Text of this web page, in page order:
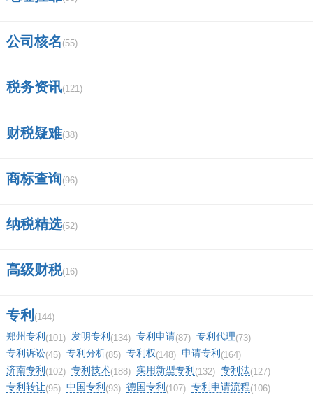
公司核名 (55)
税务资讯(121)
财税疑难(38)
商标查询(96)
纳税精选(52)
高级财税(16)
专利 (144)
郑州专利 (101) 发明专利 (134) 专利申请(87) 专利代理(73)
专利诉讼(45) 专利分析(85) 专利权(148) 申请专利 (164)
济南专利 (102) 专利技术(188) 实用新型专利 (132) 专利法(127)
专利转让(95) 中国专利 (93) 德国专利 (107) 专利申请流程(106)